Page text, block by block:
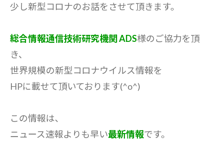
少し新型コロナのお話をさせて頂きます。
総合情報通信技術研究機関 ADS様のご協力を頂
き、
世界規模の新型コロナウイルス情報を
HPに載せて頂いております(^o^)
この情報は、
ニュース速報よりも早い最新情報です。